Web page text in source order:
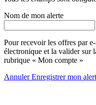
Nom de mon alerte
Pour recevoir les offres par
électronique et la valider sur
rubrique « Mon compte »
AnnulerEnregistrer mon